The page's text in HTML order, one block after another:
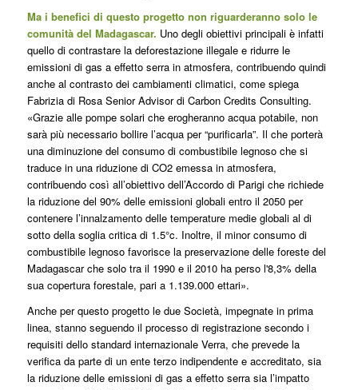
Ma i benefici di questo progetto non riguarderanno solo le
comunità del Madagascar. Uno degli obiettivi principali è infatti
quello di contrastare la deforestazione illegale e ridurre le
emissioni di gas a effetto serra in atmosfera, contribuendo quindi
anche al contrasto dei cambiamenti climatici, come spiega
Fabrizia di Rosa Senior Advisor di Carbon Credits Consulting.
«Grazie alle pompe solari che erogheranno acqua potabile, non
sarà più necessario bollire l’acqua per “purificarla”. Il che porterà
una diminuzione del consumo di combustibile legnoso che si
traduce in una riduzione di CO2 emessa in atmosfera,
contribuendo così all’obiettivo dell’Accordo di Parigi che richiede
la riduzione del 90% delle emissioni globali entro il 2050 per
contenere l’innalzamento delle temperature medie globali al di
sotto della soglia critica di 1.5°c. Inoltre, il minor consumo di
combustibile legnoso favorisce la preservazione delle foreste del
Madagascar che solo tra il 1990 e il 2010 ha perso l'8,3% della
sua copertura forestale, pari a 1.139.000 ettari».
Anche per questo progetto le due Società, impegnate in prima
linea, stanno seguendo il processo di registrazione secondo i
requisiti dello standard internazionale Verra, che prevede la
verifica da parte di un ente terzo indipendente e accreditato, sia
la riduzione delle emissioni di gas a effetto serra sia l’impatto